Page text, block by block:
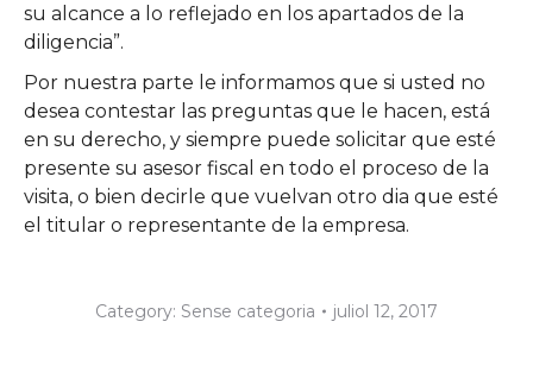
su alcance a lo reflejado en los apartados de la
diligencia”.
Por nuestra parte le informamos que si usted no
desea contestar las preguntas que le hacen, está
en su derecho, y siempre puede solicitar que esté
presente su asesor fiscal en todo el proceso de la
visita, o bien decirle que vuelvan otro dia que esté
el titular o representante de la empresa.
Category: Sense categoria juliol 12, 2017